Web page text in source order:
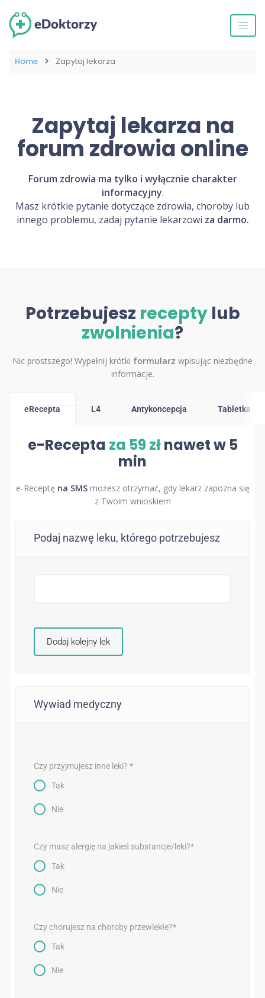
Home Zapytaj lekarza
Zapytaj lekarza na
forum zdrowia online
Forum zdrowia ma tylko i wyłącznie charakter
informacyjny.
Masz krótkie pytanie dotyczące zdrowia, choroby lub
innego problemu, zadaj pytanie lekarzowi za darmo.
Potrzebujesz receptylub
zwolnienia?
Nic prostszego! Wypełnij krótki formularz wpisując niezbędne
informacje.
eRecepta L4 Antykoncepcja Tabletka
e-Recepta za 59 złnawet w 5
min
e-Receptę na SMS możesz otrzymać, gdy lekarz zapozna się
z Twoim wnioskiem
Podaj nazwę leku, którego potrzebujesz
Dodaj kolejny lek
Wywiad medyczny
Czy przyjmujesz inne leki? *
Tak
Nie
Czy masz alergię na jakieś substancje/leki?*
Tak
Nie
Czy chorujesz na choroby przewlekłe?*
Tak
Nie